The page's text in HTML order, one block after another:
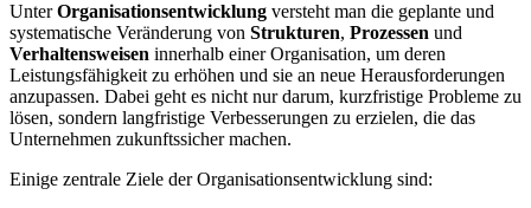
UnterOrganisationsentwicklung versteht man die geplante und
systematische Veränderung von Strukturen, Prozessen und
Verhaltensweisen innerhalb einer Organisation, um deren
Leistungsfähigkeit zu erhöhen und sie an neue Herausforderungen
anzupassen. Dabei geht es nicht nur darum, kurzfristige Probleme zu
lösen, sondern langfristige Verbesserungen zu erzielen, die das
Unternehmen zukunftssicher machen.
Einige zentrale Ziele der Organisationsentwicklung sind: